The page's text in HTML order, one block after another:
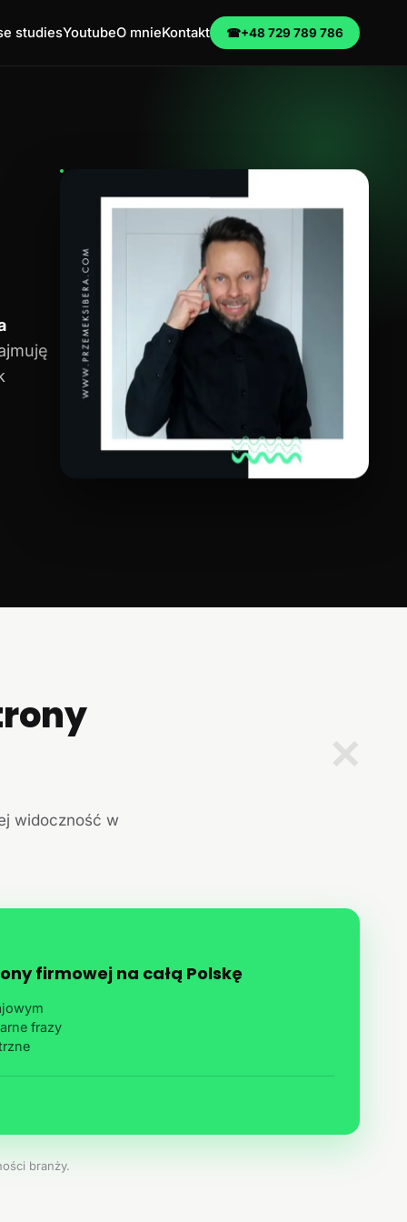
studiesYoutubeO mnieKontakt ☎+48 729 789 786
✕
widoczność w
firmowej na całą Polskę
frazy
branży.